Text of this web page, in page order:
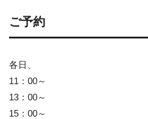
ご予約
各日、
11：00～
13：00～
15：00～